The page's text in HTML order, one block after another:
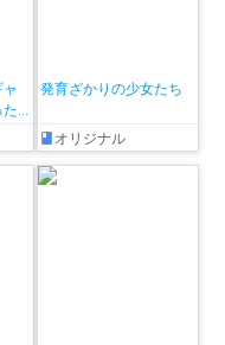
巫神こん
常闇トワ
忍音ニコ
神ころね
文野環
た
発育ざかりの少女たち
オリジナル